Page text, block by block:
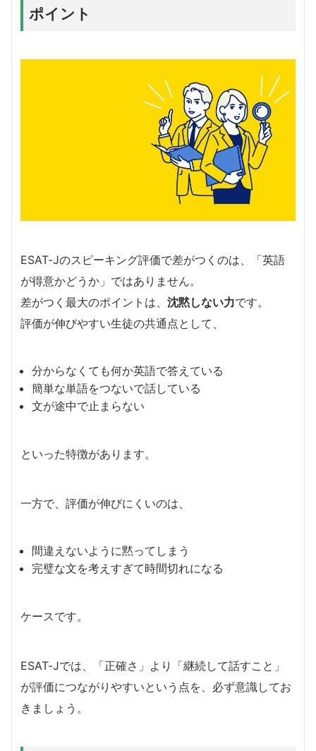
ポイント
ESAT-Jのスピーキング評価で差がつくのは、「英語
が得意かどうか」ではありません。
差がつく最大のポイントは、 沈黙しない力です。
評価が伸びやすい生徒の共通点として、
分からなくても何か英語で答えている
簡単な単語をつないで話している
文が途中で止まらない
といった特徴があります。
一方で、評価が伸びにくいのは、
間違えないように黙ってしまう
完璧な文を考えすぎて時間切れになる
ケースです。
ESAT-Jでは、「正確さ」より「継続して話すこと」
が評価につながりやすいという点を、必ず意識してお
きましょう。